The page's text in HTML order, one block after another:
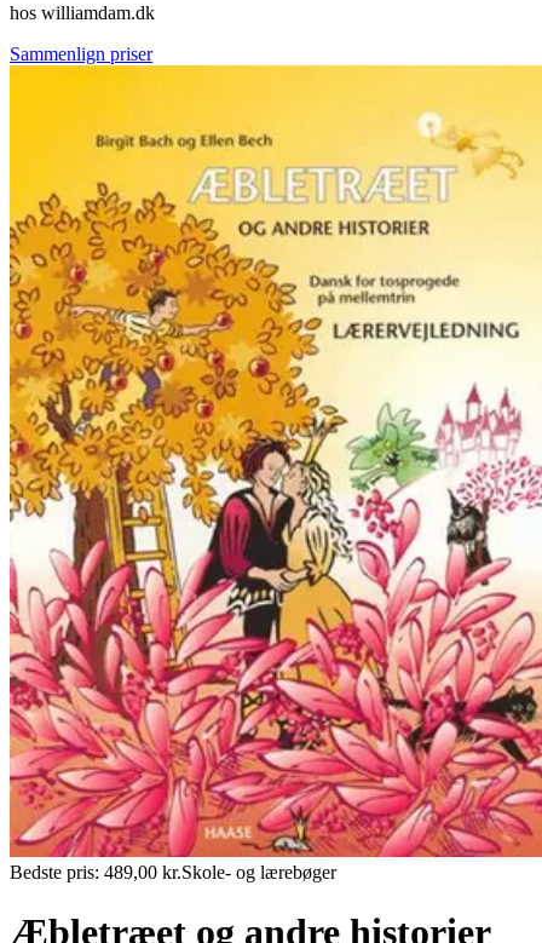
hos williamdam.dk
Sammenlign priser
Bedste pris: 489,00 kr.Skole- og lærebøger
Æbletræet og andre historier